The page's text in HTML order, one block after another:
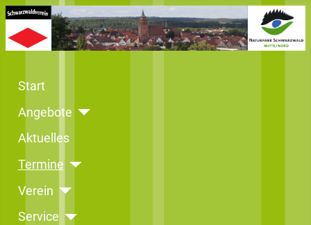
Start
Angebote
Aktuelles
Termine
Verein
Service